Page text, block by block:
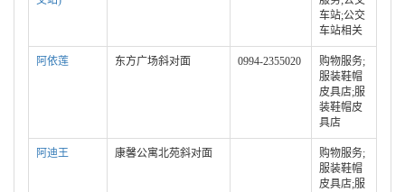
车站;公交
车站相关
阿依莲 东方广场斜对面 0994-2355020
购物服务;
服装鞋帽
皮具店;服
装鞋帽皮
具店
阿迪王 康馨公寓北苑斜对面
购物服务;
服装鞋帽
皮具店;服